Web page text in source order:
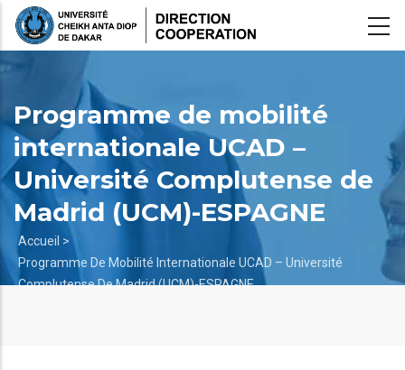
Aller
Programme de mobilité
internationale UCAD –
Université Complutense de
Madrid (UCM)-ESPAGNE
Fil
d'Ariane
Accueil >
Programme De Mobilité Internationale UCAD – Université
Complutense De Madrid (UCM)-ESPAGNE